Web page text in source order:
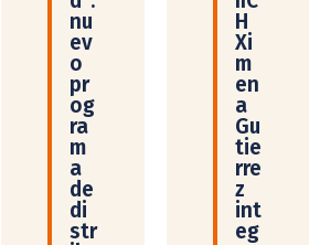
nu
ev
o
pr
og
ra
m
a
de
di
str
H
Xi
m
en
a
Gu
tie
rre
z
int
eg